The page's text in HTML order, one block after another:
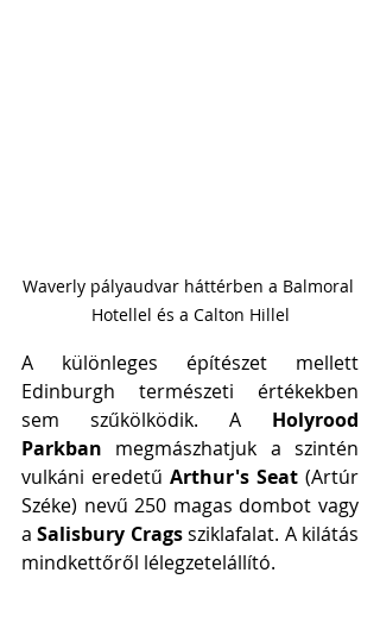
Waverly pályaudvar háttérben a Balmoral
Hotellel és a Calton Hillel
A különleges építészet mellett
Edinburgh természeti értékekben
sem szűkölködik. A Holyrood
Parkban megmászhatjuk a szintén
vulkáni eredetű Arthur's Seat (Artúr
Széke) nevű 250 magas dombot vagy
a Salisbury Crags sziklafalat. A kilátás
mindkettőről lélegzetelállító.